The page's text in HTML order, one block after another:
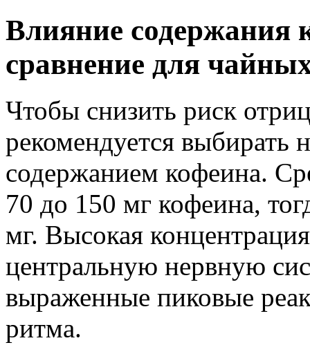
Влияние содержания
сравнение для
Чтобы снизить риск
рекомендуется выбирать
содержанием кофеина.
70 до 150 мг кофеина,
мг. Высокая
центральную нервную
выраженные пиковые
ритма.